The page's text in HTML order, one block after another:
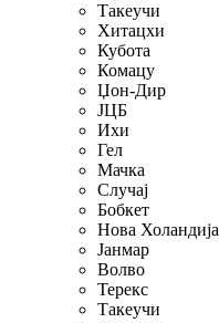
Такеучи
Хитацхи
Кубота
Комацу
Џон-Дир
ЈЦБ
Ихи
Гел
Мачка
Случај
Бобкет
Нова Холандија
Јанмар
Волво
Терекс
Такеучи